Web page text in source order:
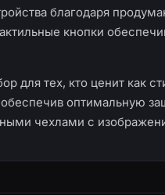
благодаря
кнопки
для тех, кто ценит как
оптимальную
чехлами с